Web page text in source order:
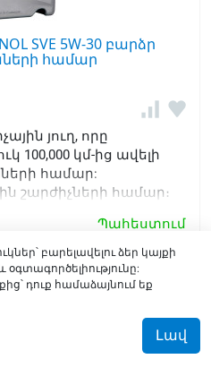
SVE 5W-30 բարձր
համար
յուղ, որը
կմ-ից ավելի
համար:
շարժիչների համար։
Պահեստում
բարելավելու ձեր կայքի
օգտագործելիությունը:
դուք համաձայնում եք
Լավ